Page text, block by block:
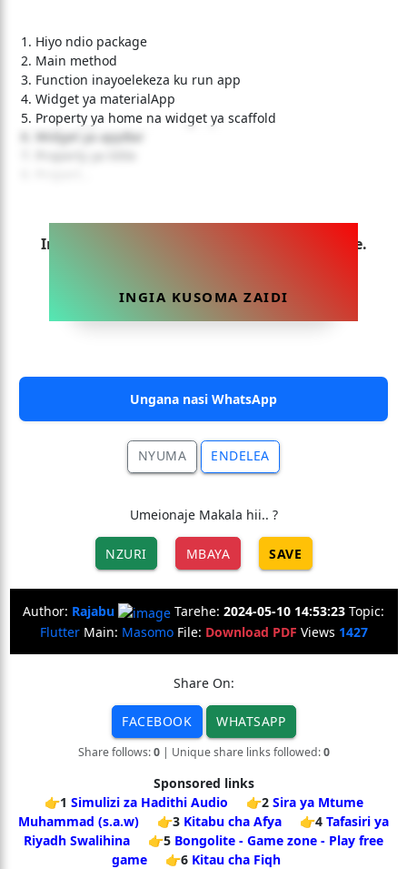
Hiyo ndio package
Main method
Function inayoelekeza ku run app
Widget ya materialApp
Property ya home na widget ya scaffold
Widget ya appBar
Ingia sasa ili uweze kusoma makala hii yote.
INGIA KUSOMA ZAIDI
Ungana nasi WhatsApp
NYUMA ENDELEA
Umeionaje Makala hii.. ?
NZURI MBAYA SAVE
Author: Rajabu Tarehe: 2024-05-10 14:53:23 Topic:
FlutterMain: MasomoFile: Download PDF Views 1427
Share On:
FACEBOOK WHATSAPP
Share follows:0| Unique share links followed:0
Sponsored links
👉1 Simulizi za Hadithi Audio 👉2 Sira ya Mtume
Muhammad (s.a.w)
👉3 Kitabu cha Afya 👉4 Tafasiri ya
Riyadh Swalihina
👉5 Bongolite - Game zone - Play free
game
👉6 Kitau cha Fiqh